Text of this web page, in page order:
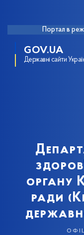
Портал в
GOV.UA
Державні сайти
органу
ради